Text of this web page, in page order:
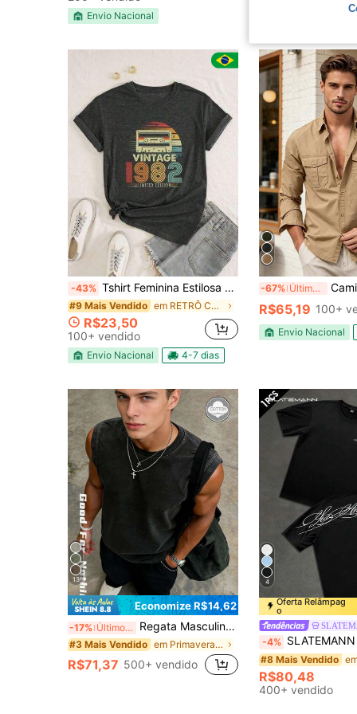
Envio Nacional
-43% Tshirt Feminina Estilosa Vintage 1982 Camera Estampada Lançamento Camiseta 100% Algodão Camisetão Solta
#9 Mais Vendido em RETRÔ Camisetas masculinas
R$23,50
100+ vendido
Envio Nacional 4-7 dias
-67% Últimos 2 dias Camisa Social
R$65,19 100+
Envio Nacional
13
Economize R$14,62
-17% Últimos 3 dias Regata Masculina Solta Sem Mangas Estilo Relaxado, Preta Desgastada, Lavagem com Efeito Desgastado Artesanal + Design de Ombros Largos, Peça de Streetwear de Verão Estilo Vintage High Street Chamativa
#3 Mais Vendido em Primavera/Verão Regatas masculinas
R$71,37 500+ vendido
4
Oferta Relâmpag
o
-4% SLATEMANN Camiseta de Manga Curta Masculina, Costas Oversized com Impressão de Linha e Letra, Design de Fonte em Inglês
#8 Mais Vendido
R$80,48
400+ vendido